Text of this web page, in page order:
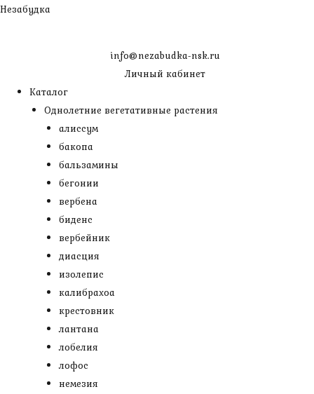
Перейти
Незабудка
info@nezabudka-nsk.ru
Личный кабинет
Каталог
Однолетние вегетативные растения
алиссум
бакопа
бальзамины
бегонии
вербена
биденс
вербейник
диасция
изолепис
калибрахоа
крестовник
лантана
лобелия
лофос
немезия